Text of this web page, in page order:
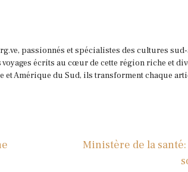
passionnés et spécialistes des cultures
écrits au cœur de cette région riche et
Amérique du Sud, ils transforment chaque
Ministère de la